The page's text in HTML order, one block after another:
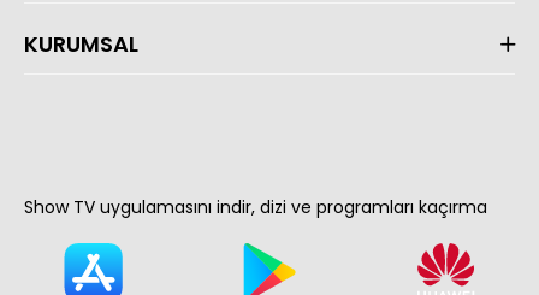
KURUMSAL
Show TV uygulamasını indir, dizi ve programları kaçırma